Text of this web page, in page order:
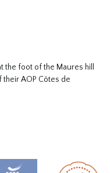
the foot of the Maures hill
AOP Côtes de